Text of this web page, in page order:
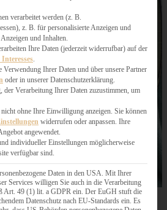
verarbeitet werden (z. B.
z. B. für personalisierte Anzeigen und
und Inhalten.
Ihre Daten (jederzeit widerrufbar) auf der
Verwendung Ihrer Daten und über unsere Partner
oder in unserer Datenschutzerklärung.
der Verarbeitung Ihrer Daten zuzustimmen, um
ohne Ihre Einwilligung anzeigen. Sie können
widerrufen oder anpassen. Ihre
angewendet.
individueller Einstellungen möglicherweise
verfügbar sind.
Daten in den USA. Mit Ihrer
Services willigen Sie auch in die Verarbeitung
Art. 49 (1) lit. a GDPR ein. Der EuGH stuft die
Datenschutz nach EU-Standards ein. Es